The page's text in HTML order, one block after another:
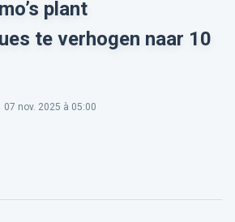
plant
te verhogen naar 10
07 nov. 2025 à 05:00